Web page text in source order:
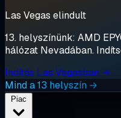
Las Vegas elindult
13. helyszínünk: AMD
hálózat Nevadában.
Indítás Las Vegasban →
Mind a 13 helyszín →